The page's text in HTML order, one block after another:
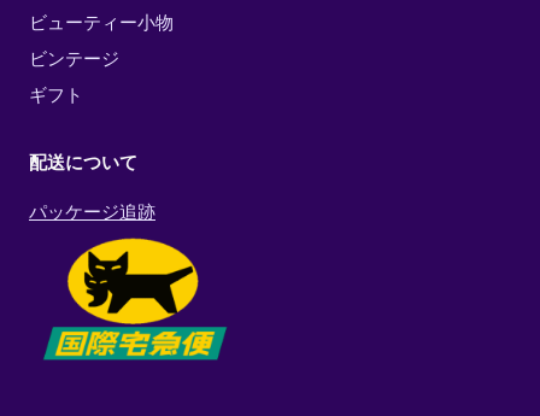
ビューティー小物
ビンテージ
ギフト
配送について
パッケージ追跡